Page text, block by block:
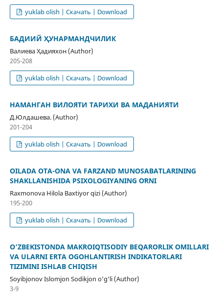
yuklab olish | Скачать | Download
БАДИИЙ ҲУНАРМАНДЧИЛИК
Валиева Ҳадияхон (Author)
205-208
yuklab olish | Скачать | Download
НАМАНГАН ВИЛОЯТИ ТАРИХИ ВА МАДАНИЯТИ
Д.Юлдашева. (Author)
201-204
yuklab olish | Скачать | Download
OILADA OTA-ONA VA FARZAND MUNOSABATLARINING
SHAKLLANISHIDA PSIXOLOGIYANING OʻRNI
Raxmonova Hilola Baxtiyor qizi (Author)
195-200
yuklab olish | Скачать | Download
O‘ZBEKISTONDA MAKROIQTISODIY BEQARORLIK OMILLARI
VA ULARNI ERTA OGOHLANTIRISH INDIKATORLARI
TIZIMINI ISHLAB CHIQISH
Soyibjonov Islomjon Sodikjon o‘g‘li (Author)
3-9